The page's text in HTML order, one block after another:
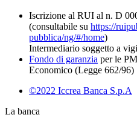
Iscrizione al RUI al n. D
(consultabile su https://
pubblica/ng/#/home)
Intermediario soggetto a
Fondo di garanzia per le
Economico (Legge 662/96)
©2022 Iccrea Banca S.p.A
La banca